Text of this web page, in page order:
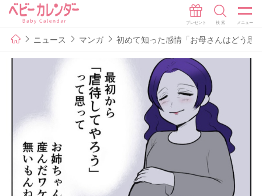
ニュース マンガ 初めて知った感情「お母さんはどう思